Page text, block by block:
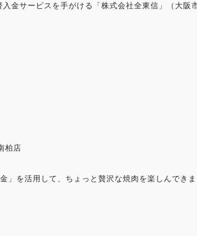
金サービスを手がける「株式会社全東信」（大阪
柏店
」を活用して、ちょっと贅沢な焼肉を楽しんでき